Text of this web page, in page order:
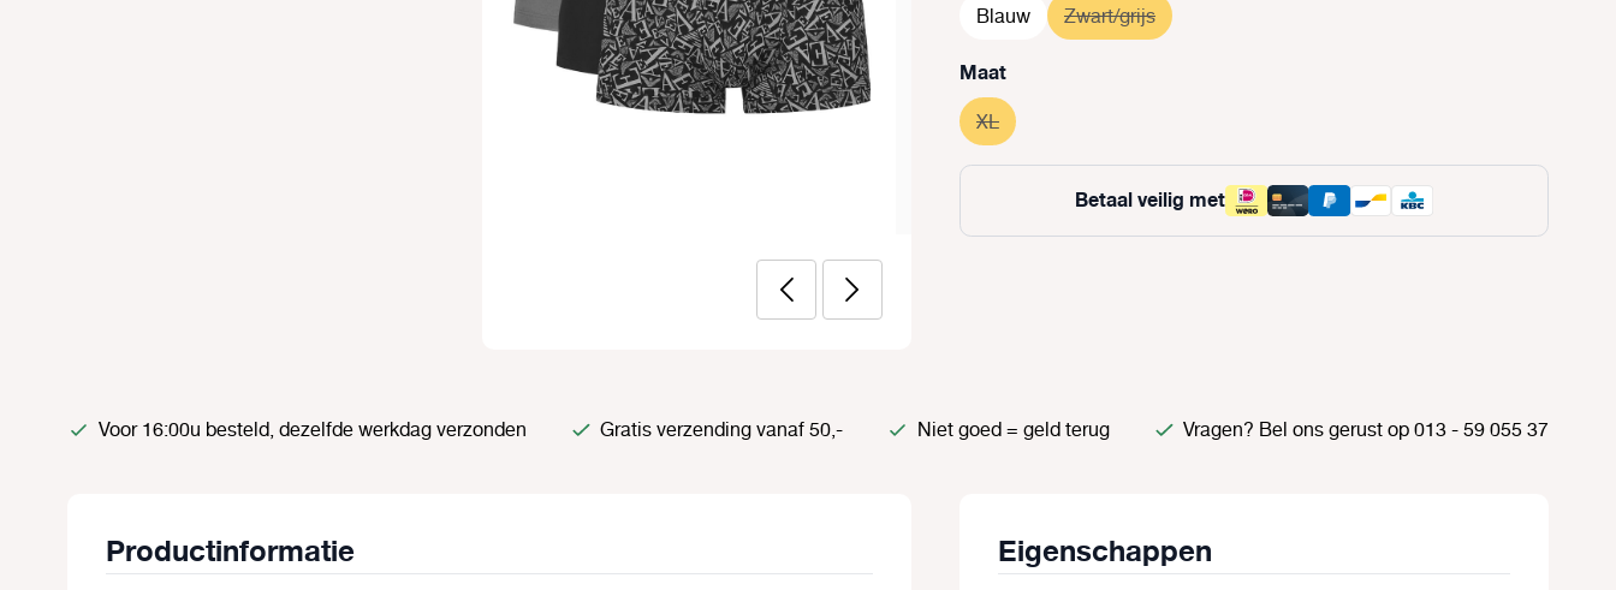
Blauw Zwart/grijs(Deze optie is momenteel niet beschikbaar.)
Selecteer
Maat
XL(Deze optie is momenteel niet beschikbaar.)
Betaal veilig met
Voor 16:00u besteld, dezelfde werkdag verzonden Gratis verzending vanaf 50,- Niet goed = geld terug Vragen? Bel ons gerust op 013 - 59 055 37
Productinformatie Eigenschappen